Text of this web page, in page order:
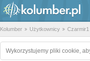
Kolumber Użytkownicy Czarmir1
Wykorzystujemy pliki cookie,